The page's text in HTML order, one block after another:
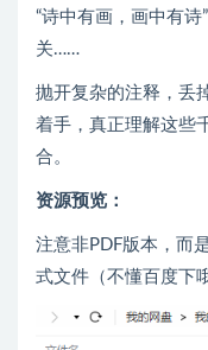
“诗中有画，画中有
关……
抛开复杂的注释，丢
着手，真正理解这些
合。
资源预览：
注意非PDF版本，而
式文件（不懂百度下